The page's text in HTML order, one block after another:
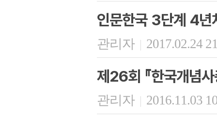
인문한국 3단계 4년
관리자 | 2017.02.24
제26회 『한국개념
관리자 | 2016.11.03